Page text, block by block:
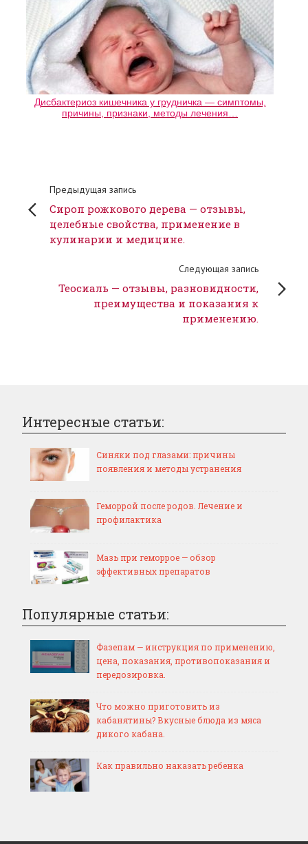
Дисбактериоз кишечника у грудничка — симптомы,
причины, признаки, методы лечения…
Предыдущая запись
Сироп рожкового дерева — отзывы,
целебные свойства, применение в
кулинарии и медицине.
Следующая запись
Теосиаль — отзывы, разновидности,
преимущества и показания к
применению.
Интересные статьи:
Синяки под глазами: причины
появления и методы устранения
Геморрой после родов. Лечение и
профилактика
Мазь при геморрое — обзор
эффективных препаратов
Популярные статьи:
Фазепам — инструкция по применению,
цена, показания, противопоказания и
передозировка.
Что можно приготовить из
кабанятины? Вкусные блюда из мяса
дикого кабана.
Как правильно наказать ребенка